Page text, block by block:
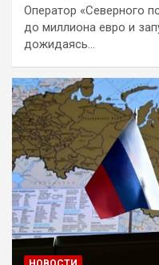
Оператор «Северного
до миллиона евро и
дожидаясь…